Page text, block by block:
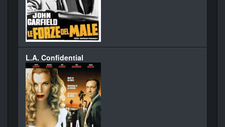
L.A. Confidential